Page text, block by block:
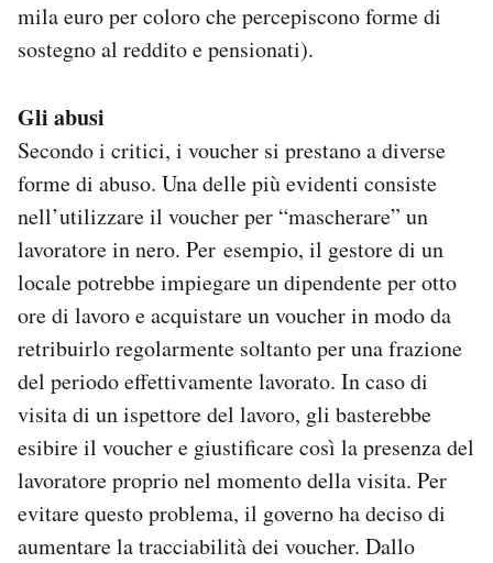
mila euro per coloro che percepiscono forme di
sostegno al reddito e pensionati).
Gli abusi
Secondo i critici, i voucher si prestano a diverse
forme di abuso. Una delle più evidenti consiste
nell’utilizzare il voucher per “mascherare” un
lavoratore in nero. Per esempio, il gestore di un
locale potrebbe impiegare un dipendente per otto
ore di lavoro e acquistare un voucher in modo da
retribuirlo regolarmente soltanto per una frazione
del periodo effettivamente lavorato. In caso di
visita di un ispettore del lavoro, gli basterebbe
esibire il voucher e giustificare così la presenza del
lavoratore proprio nel momento della visita. Per
evitare questo problema, il governo ha deciso di
aumentare la tracciabilità dei voucher. Dallo